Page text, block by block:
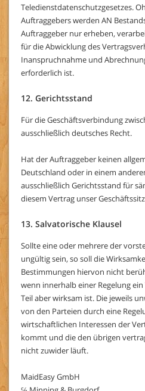
Teledienstdatenschutzgesetzes.
Auftraggebers werden AN
Auftraggeber nur erheben,
für die Abwicklung des
Inanspruchnahme und
erforderlich ist.
12. Gerichtsstand
Für die Geschäftsverbindung
ausschließlich deutsches Recht.
Hat der Auftraggeber keinen
Deutschland oder in einem
ausschließlich Gerichtsstand für
diesem Vertrag unser
13. Salvatorische Klausel
Sollte eine oder mehrere der
ungültig sein, so soll die
Bestimmungen hiervon nicht
wenn innerhalb einer Regelung
Teil aber wirksam ist. Die jeweils
von den Parteien durch eine
wirtschaftlichen Interessen der
kommt und die den übrigen
nicht zuwider läuft.
MaidEasy GmbH